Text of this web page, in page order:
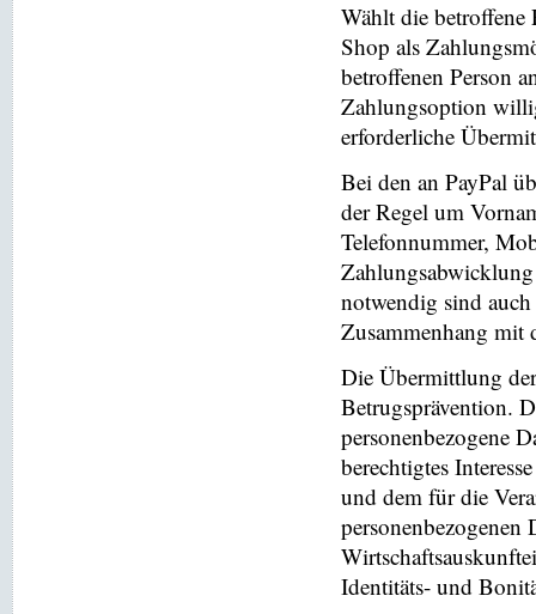
Wählt die betroffene
Shop als
betroffenen Person
Zahlungsoption
erforderliche
Bei den an PayPal
der Regel um
Telefonnummer,
notwendig sind
Zusammenhang mit
Die Übermittlung
Betrugsprävention.
personenbezogene
berechtigtes
und dem für die
personenbezogenen
Identitäts- und